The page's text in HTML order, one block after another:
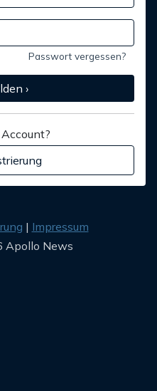
Passwort vergessen?
›
Impressum
News